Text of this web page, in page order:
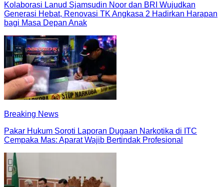
Kolaborasi Lanud Sjamsudin Noor dan BRI Wujudkan
Generasi Hebat, Renovasi TK Angkasa 2 Hadirkan Harapan
bagi Masa Depan Anak
Breaking News
Pakar Hukum Soroti Laporan Dugaan Narkotika di ITC
Cempaka Mas: Aparat Wajib Bertindak Profesional